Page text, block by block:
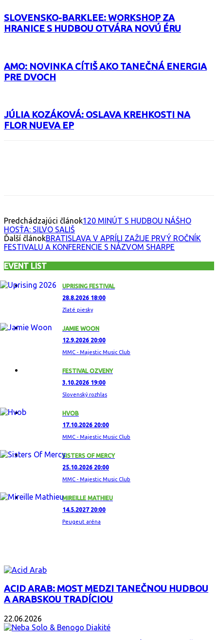
SLOVENSKO-BARKLEE: WORKSHOP ZA
HRANICE S HUDBOU OTVÁRA NOVÚ ÉRU
AMO: NOVINKA CÍTIŠ AKO TANEČNÁ ENERGIA
PRE DVOCH
JÚLIA KOZÁKOVÁ: OSLAVA KREHKOSTI NA
FLOR NUEVA EP
Predchádzajúci článok120 MINÚT S HUDBOU NÁŠHO
HOSŤA: SILVO SALIŠ
Ďalší článokBRATISLAVA V APRÍLI ZAŽIJE PRVÝ ROČNÍK
FESTIVALU A KONFERENCIE S NÁZVOM SHARPE
EVENT LIST
UPRISING FESTIVAL
28.8.2026 18:00
Zlaté piesky
JAMIE WOON
12.9.2026 20:00
MMC - Majestic Music Club
FESTIVAL OZVENY
3.10.2026 19:00
Slovenský rozhlas
HVOB
17.10.2026 20:00
MMC - Majestic Music Club
SISTERS OF MERCY
25.10.2026 20:00
MMC - Majestic Music Club
MIREILLE MATHIEU
14.5.2027 20:00
Peugeut aréna
ACID ARAB: MOST MEDZI TANEČNOU HUDBOU
A ARABSKOU TRADÍCIOU
22.06.2026